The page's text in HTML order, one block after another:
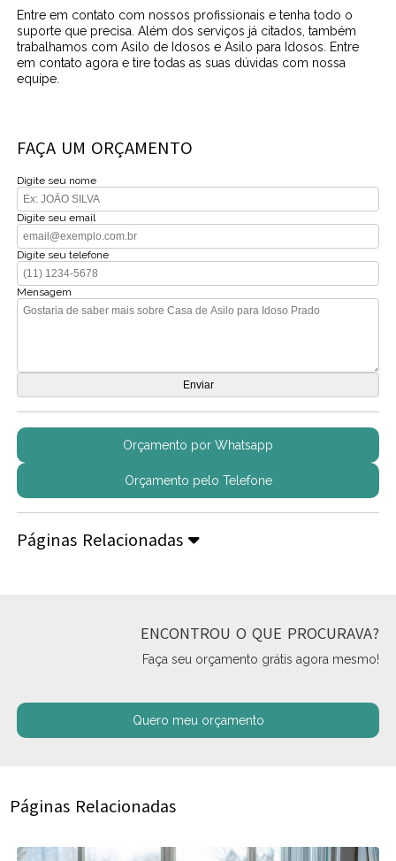
Entre em contato com nossos profissionais e tenha todo o
suporte que precisa. Além dos serviços já citados, também
trabalhamos com Asilo de Idosos e Asilo para Idosos. Entre
em contato agora e tire todas as suas dúvidas com nossa
equipe.
FAÇA UM ORÇAMENTO
Digite seu nome
Digite seu email
Digite seu telefone
Mensagem
Orçamento por Whatsapp
Orçamento pelo Telefone
Páginas Relacionadas
ENCONTROU O QUE PROCURAVA?
Faça seu orçamento grátis agora mesmo!
Quero meu orçamento
Páginas Relacionadas